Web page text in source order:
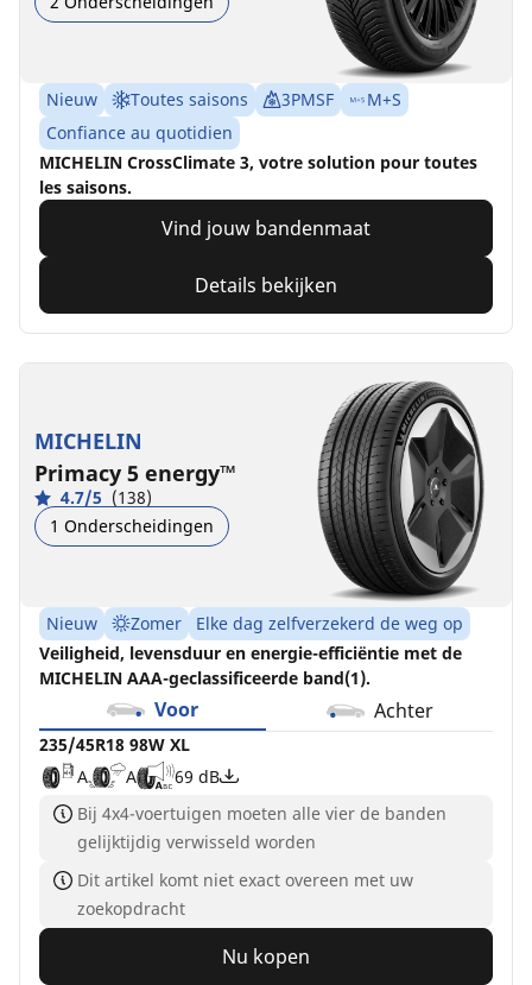
Nieuw Toutes saisons 3PMSF
M+S
Confiance au quotidien
MICHELIN CrossClimate 3, votre solution pour toutes
les saisons.
Vind jouw bandenmaat
Details bekijken
MICHELIN
Primacy 5 energy™
4.7/5 (138)
1 Onderscheidingen
Nieuw Zomer
Elke dag zelfverzekerd de weg op
Veiligheid, levensduur en energie-efficiëntie met de
MICHELIN AAA-geclassificeerde band(1).
Voor Achter
235/45R18 98W XL
A
A 69 dB
Bij 4x4-voertuigen moeten alle vier de banden
gelijktijdig verwisseld worden
Dit artikel komt niet exact overeen met uw
zoekopdracht
Nu kopen